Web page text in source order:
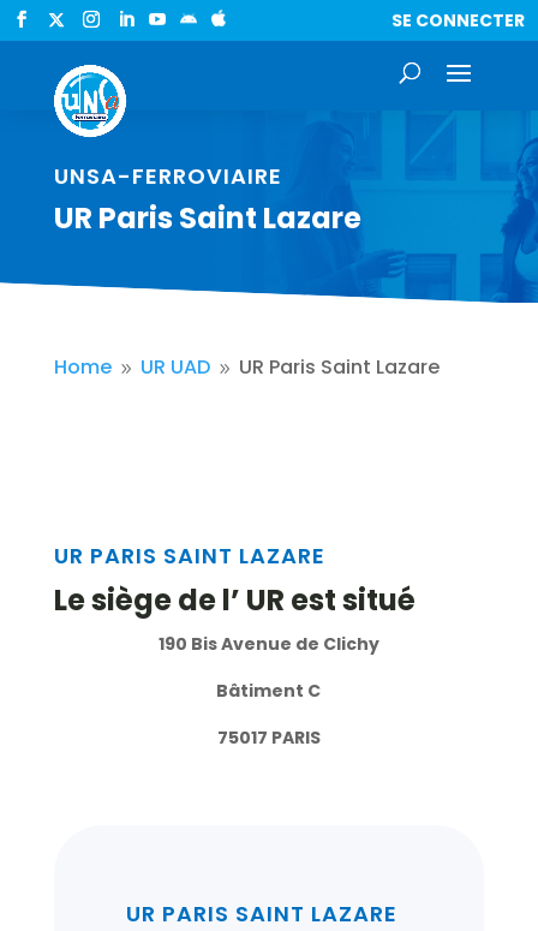
  SE CONNECTER
UNSA-FERROVIAIRE
UR Paris Saint Lazare
Home 9 UR UAD 9 UR Paris Saint Lazare
UR PARIS SAINT LAZARE
Le siège de l’ UR est situé
190 Bis Avenue de Clichy
Bâtiment C
75017 PARIS
UR PARIS SAINT LAZARE